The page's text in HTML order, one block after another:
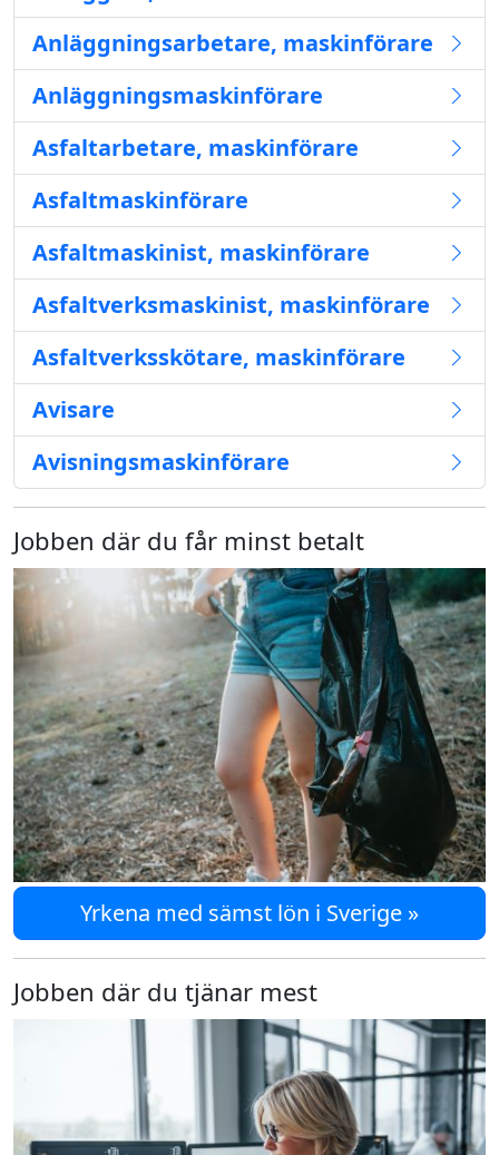
Anläggningsarbetare, maskinförare
Anläggningsmaskinförare
Asfaltarbetare, maskinförare
Asfaltmaskinförare
Asfaltmaskinist, maskinförare
Asfaltverksmaskinist, maskinförare
Asfaltverksskötare, maskinförare
Avisare
Avisningsmaskinförare
Jobben där du får minst betalt
Yrkena med sämst lön i Sverige »
Jobben där du tjänar mest